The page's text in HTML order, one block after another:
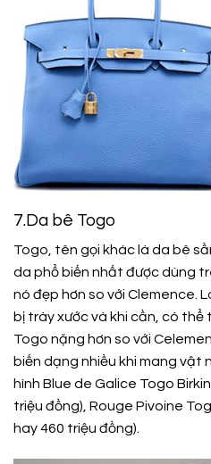
7.Da bê Togo
Togo, tên gọi khác là da bê
da phổ biến nhất được dùng
nó đẹp hơn so với Clemence.
bị trày xước và khi cần, có thể
Togo nặng hơn so với
biến dạng nhiều khi mang vật
hình Blue de Galice Togo
triệu đồng), Rouge Pivoine
hay 460 triệu đồng).